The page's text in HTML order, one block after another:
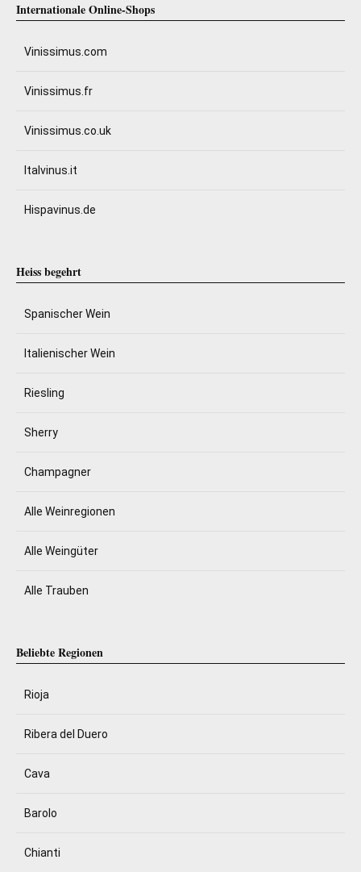
Internationale Online-Shops
Vinissimus.com
Vinissimus.fr
Vinissimus.co.uk
Italvinus.it
Hispavinus.de
Heiss begehrt
Spanischer Wein
Italienischer Wein
Riesling
Sherry
Champagner
Alle Weinregionen
Alle Weingüter
Alle Trauben
Beliebte Regionen
Rioja
Ribera del Duero
Cava
Barolo
Chianti